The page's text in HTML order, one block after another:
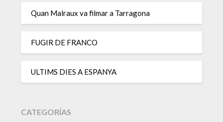
Quan Malraux va filmar a Tarragona
FUGIR DE FRANCO
ULTIMS DIES A ESPANYA
CATEGORÍAS